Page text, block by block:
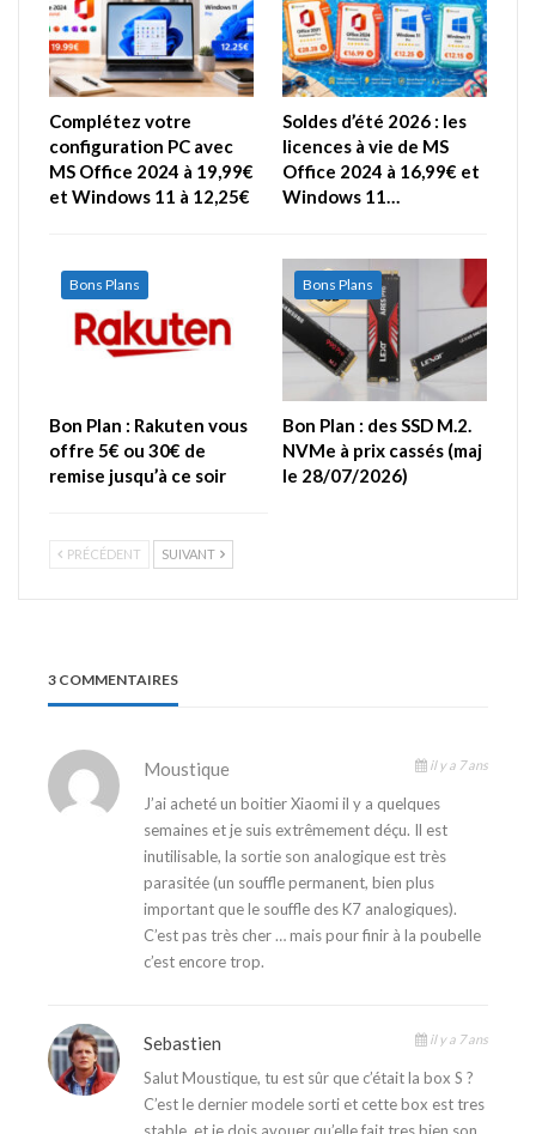
Complétez votre
configuration PC avec
MS Office 2024 à 19,99€
et Windows 11 à 12,25€
Soldes d’été 2026 : les
licences à vie de MS
Office 2024 à 16,99€ et
Windows 11…
Bons Plans
Bon Plan : Rakuten vous
offre 5€ ou 30€ de
remise jusqu’à ce soir
Bons Plans
Bon Plan : des SSD M.2.
NVMe à prix cassés (maj
le 28/07/2026)
PRÉCÉDENT SUIVANT
3 COMMENTAIRES
Moustique il y a 7 ans
J’ai acheté un boitier Xiaomi il y a quelques
semaines et je suis extrêmement déçu. Il est
inutilisable, la sortie son analogique est très
parasitée (un souffle permanent, bien plus
important que le souffle des K7 analogiques).
C’est pas très cher … mais pour finir à la poubelle
c’est encore trop.
Sebastien il y a 7 ans
Salut Moustique, tu est sûr que c’était la box S ?
C’est le dernier modele sorti et cette box est tres